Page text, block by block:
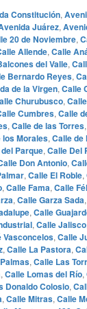
Constitución,
Juárez,
20 de Noviembre,
Allende, Calle
del Valle,
Bernardo Reyes,
de la Virgen, Calle
Churubusco,
Cumbres, Calle
, Calle de las Torres,
los Morales, Calle de
Parque, Calle Del
Don Antonio,
, Calle El Roble,
, Calle Fama, Calle
, Calle Garza Sada,
, Calle
, Calle Jalisco
Vasconcelos, Calle
, Calle La Pastora,
, Calle Las
, Calle Lomas del Río,
Donaldo Colosio,
, Calle Mitras, Calle